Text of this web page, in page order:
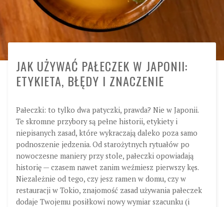
JAK UŻYWAĆ PAŁECZEK W JAPONII:
ETYKIETA, BŁĘDY I ZNACZENIE
Pałeczki: to tylko dwa patyczki, prawda? Nie w Japonii.
Te skromne przybory są pełne historii, etykiety i
niepisanych zasad, które wykraczają daleko poza samo
podnoszenie jedzenia. Od starożytnych rytuałów po
nowoczesne maniery przy stole, pałeczki opowiadają
historię — czasem nawet zanim weźmiesz pierwszy kęs.
Niezależnie od tego, czy jesz ramen w domu, czy w
restauracji w Tokio, znajomość zasad używania pałeczek
dodaje Twojemu posiłkowi nowy wymiar szacunku (i